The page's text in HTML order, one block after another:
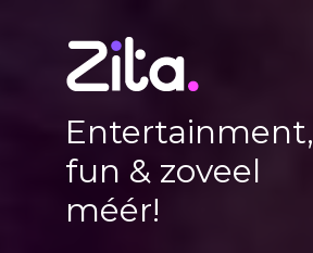
Entertainment,
fun & zoveel
méér!